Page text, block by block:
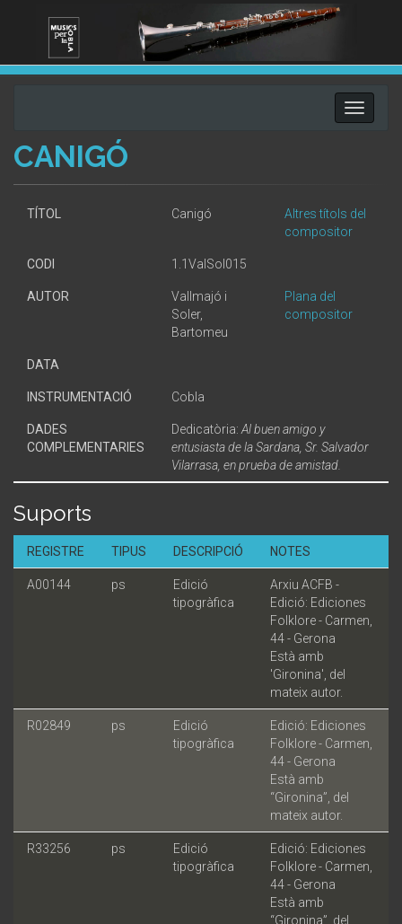
Toggle
CANIGÓ
TÍTOL Canigó
Altres títols del
compositor
CODI 1.1ValSol015
AUTOR
Vallmajó i
Soler,
Bartomeu
Plana del
compositor
DATA
INSTRUMENTACIÓ Cobla
DADES
COMPLEMENTARIES
Dedicatòria: Al buen amigo y
entusiasta de la Sardana, Sr. Salvador
Vilarrasa, en prueba de amistad.
Suports
REGISTRE TIPUS DESCRIPCIÓ NOTES
A00144 ps
Edició
tipogràfica
Arxiu ACFB -
Edició: Ediciones
Folklore - Carmen,
44 - Gerona
Està amb
'Gironina', del
mateix autor.
R02849 ps
Edició
tipogràfica
Edició: Ediciones
Folklore - Carmen,
44 - Gerona
Està amb
“Gironina”, del
mateix autor.
R33256 ps
Edició
tipogràfica
Edició: Ediciones
Folklore - Carmen,
44 - Gerona
Està amb
“Gironina”, del